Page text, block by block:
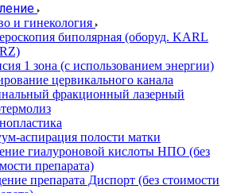
и гинекология
биполярная (оборуд. KARL
1 зона (с использованием энергии)
цервикального канала
фракционный лазерный
аспирация полости матки
гиалуроновой кислоты НПО (без
препарата)
препарата Диспорт (без стоимости